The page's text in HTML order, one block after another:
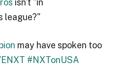
isn't "in
league?"
may have spoken too
#NXTonUSA